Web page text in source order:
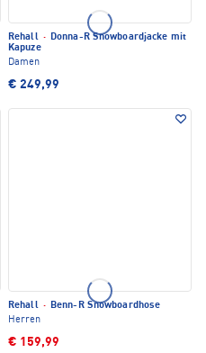
Rehall · Donna-R Snowboardjacke mit
Kapuze
Damen
€ 249,99
Rehall · Benn-R Snowboardhose
Herren
€ 159,99